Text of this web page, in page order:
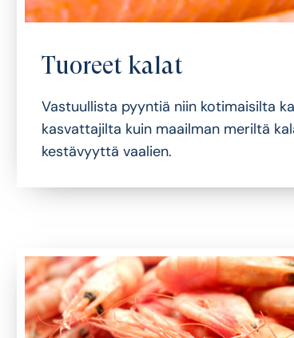
Tuoreet kalat
Vastuullista pyyntiä niin kotimaisilta
kasvattajilta kuin maailman meriltä
kestävyyttä vaalien.